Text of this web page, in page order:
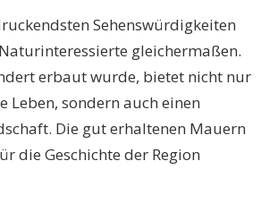
Sehenswürdigkeiten
gleichermaßen.
erbaut wurde, bietet nicht nur
sondern auch einen
Die gut erhaltenen Mauern
die Geschichte der Region